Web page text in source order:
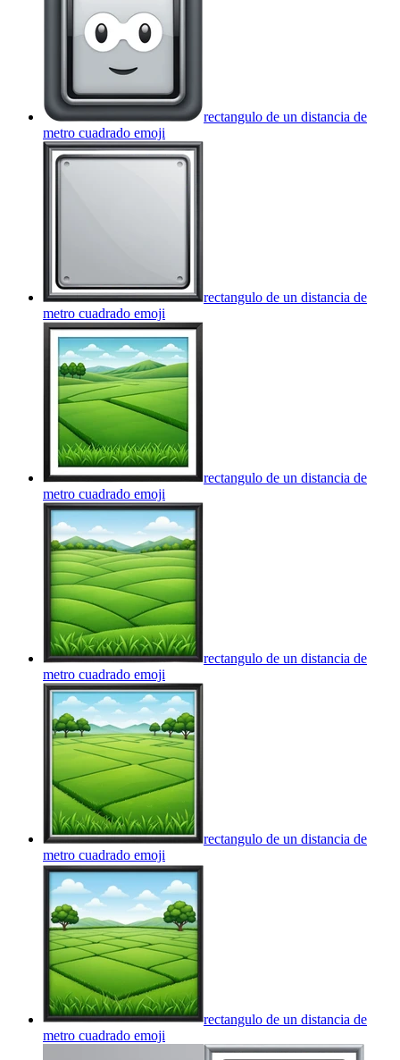
rectangulo de un distancia de
metro cuadrado emoji
rectangulo de un distancia de
metro cuadrado emoji
rectangulo de un distancia de
metro cuadrado emoji
rectangulo de un distancia de
metro cuadrado emoji
rectangulo de un distancia de
metro cuadrado emoji
rectangulo de un distancia de
metro cuadrado emoji